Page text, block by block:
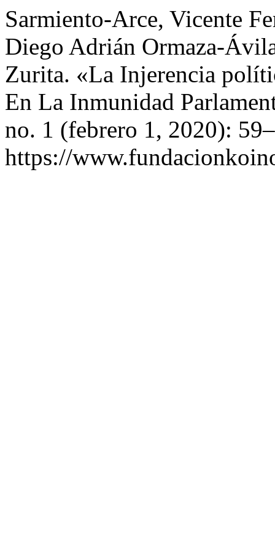
Sarmiento-Arce, Vicente
Diego Adrián Ormaza-
Zurita. «La Injerencia
En La Inmunidad
no. 1 (febrero 1, 2020):
https://